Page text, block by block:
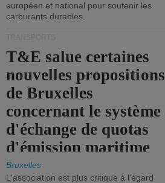
européen et national pour soutenir les
carburants durables.
T&E salue certaines
nouvelles propositions
de Bruxelles
concernant le système
d'échange de quotas
d'émission maritime
de l'UE.
Bruxelles
L'association est plus critique à l'égard